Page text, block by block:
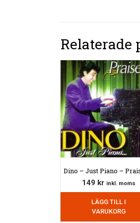
Relaterade
Dino – Just Piano –
149 kr inkl. moms
LÄGG TILL I
VARUKORG